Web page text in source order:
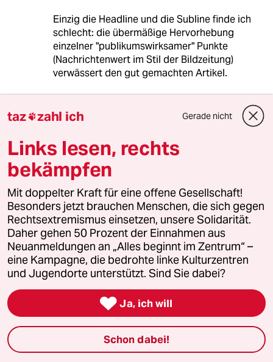
Einzig die Headline und die Subline finde ich
schlecht: die übermäßige Hervorhebung
einzelner "publikumswirksamer" Punkte
(Nachrichtenwert im Stil der Bildzeitung)
verwässert den gut gemachten Artikel.
Gelände wäre fehlgeschlagen kann ich nicht
Marketingmaschine trotz vermeintlichem
Scheitern wurde effektiv medial eine relativ
hohe Aufmerksamkeit erzeugt um eine
wichtige Meinung zu platzieren.
Bei den protesten interessant, dass über die
Umweltaspekte hinaus
gesellschaftliche Zusammenhänge
thematisiert und in die Öffentlichkeit getragen
werden. Dieses "Antheasen" stellt eine gute
Grundlage fürs Weiterdenken dar. Dass es zum
Verlangsamen des Klimawandels allerdings
wesentlich hilfreich ist die "Kapitalismuskeule"
zu schwingen halte ich persönlich für nicht
zutreffend. Im Hinblick auf die brennende
Klimaproblematik wären andere Aktionen
taz zahl ich Gerade nicht
Links lesen, rechts
bekämpfen
Mit doppelter Kraft für eine offene Gesellschaft!
Besonders jetzt brauchen Menschen, die sich gegen
Rechtsextremismus einsetzen, unsere Solidarität.
Daher gehen 50 Prozent der Einnahmen aus
Neuanmeldungen an „Alles beginnt im Zentrum“ –
eine Kampagne, die bedrohte linke Kulturzentren
und Jugendorte unterstützt. Sind Sie dabei?
 Ja, ich will
Schon dabei!